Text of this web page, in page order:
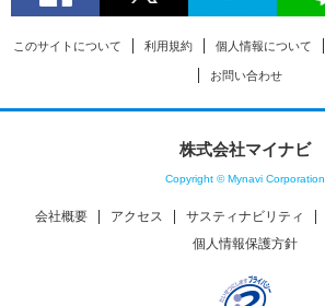
このサイトについて 利用規約 個人情報について
お問い合わせ
株式会社マイナビ
Copyright © Mynavi Corporation
会社概要 アクセス サスティナビリティ
個人情報保護方針